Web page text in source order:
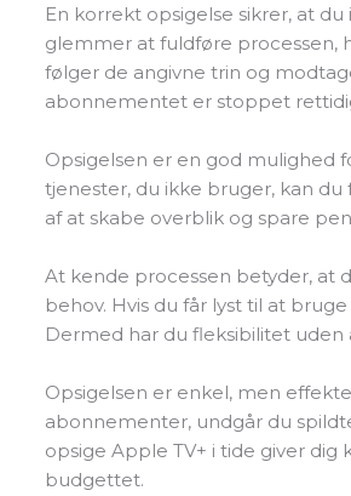
En korrekt opsigelse sikrer, at
glemmer at fuldføre processen,
følger de angivne trin og
abonnementet er stoppet
Opsigelsen er en god mulighed
tjenester, du ikke bruger, kan
af at skabe overblik og spare
At kende processen betyder, at
behov. Hvis du får lyst til at
Dermed har du fleksibilitet
Opsigelsen er enkel, men
abonnementer, undgår du
opsige Apple TV+ i tide giver
budgettet.